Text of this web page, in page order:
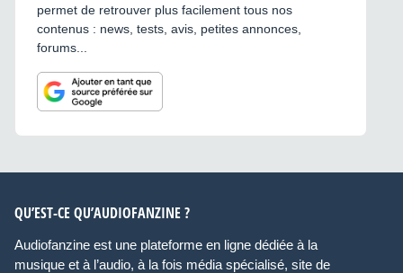
permet de retrouver plus facilement tous nos
contenus : news, tests, avis, petites annonces,
forums...
QU’EST-CE QU’AUDIOFANZINE ?
Audiofanzine est une plateforme en ligne dédiée à la
musique et à l’audio, à la fois média spécialisé, site de